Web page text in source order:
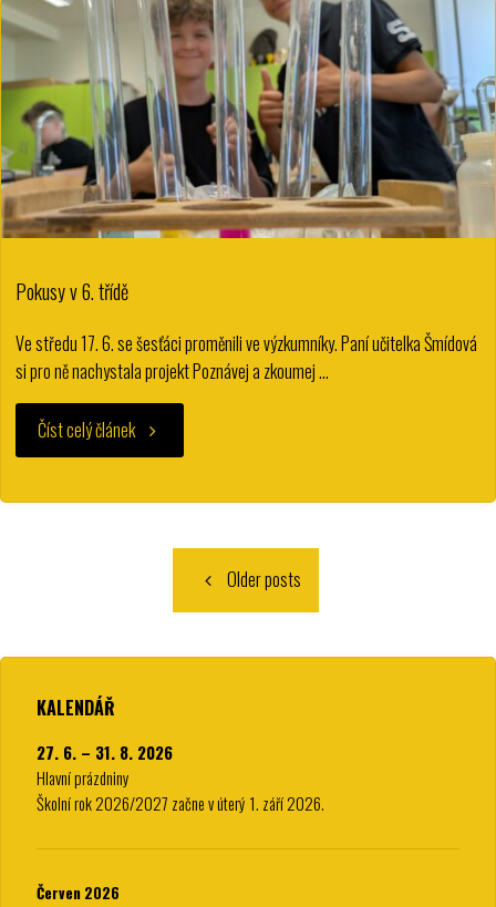
Pokusy v 6. třídě
Ve středu 17. 6. se šesťáci proměnili ve výzkumníky. Paní učitelka Šmídová
si pro ně nachystala projekt Poznávej a zkoumej …
Číst celý článek"Pokusy
Older posts
KALENDÁŘ
27. 6. – 31. 8. 2026
Hlavní prázdniny
Školní rok 2026/2027 začne v úterý 1. září 2026.
Červen 2026